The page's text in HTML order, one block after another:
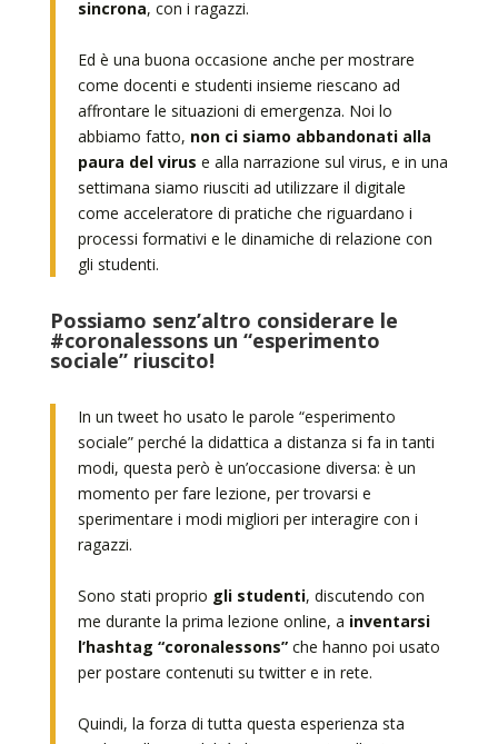
sincrona, con i ragazzi.
Ed è una buona occasione anche per mostrare
come docenti e studenti insieme riescano ad
affrontare le situazioni di emergenza. Noi lo
abbiamo fatto, non ci siamo abbandonati alla
paura del virus e alla narrazione sul virus, e in una
settimana siamo riusciti ad utilizzare il digitale
come acceleratore di pratiche che riguardano i
processi formativi e le dinamiche di relazione con
gli studenti.
Possiamo senz’altro considerare le
#coronalessons un “esperimento
sociale” riuscito!
In un tweet ho usato le parole “esperimento
sociale” perché la didattica a distanza si fa in tanti
modi, questa però è un’occasione diversa: è un
momento per fare lezione, per trovarsi e
sperimentare i modi migliori per interagire con i
ragazzi.
Sono stati proprio gli studenti, discutendo con
me durante la prima lezione online, a inventarsi
l’hashtag “coronalessons”che hanno poi usato
per postare contenuti su twitter e in rete.
Quindi, la forza di tutta questa esperienza sta